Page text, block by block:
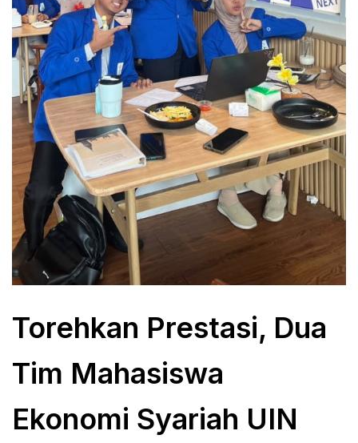
Torehkan Prestasi, Dua
Tim Mahasiswa
Ekonomi Syariah UIN